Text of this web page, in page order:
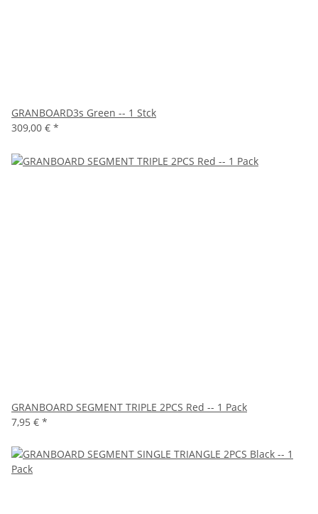
GRANBOARD3s Green -- 1 Stck
309,00 € *
GRANBOARD SEGMENT TRIPLE 2PCS Red -- 1 Pack
7,95 € *